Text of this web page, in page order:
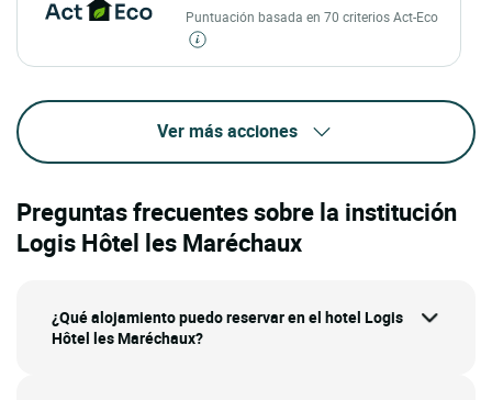
Puntuación basada en 70 criterios Act-Eco
Ver más acciones
Preguntas frecuentes sobre la institución
Logis Hôtel les Maréchaux
¿Qué alojamiento puedo reservar en el hotel Logis
Hôtel les Maréchaux?